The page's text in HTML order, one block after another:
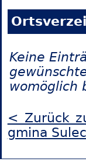
Keine
womöglich
< Zurück
gmina